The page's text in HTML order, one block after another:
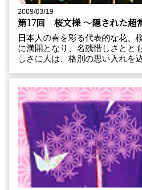
2009/03/19
第17回 桜文様 〜隠された超
日本人の春を彩る代表的な花、
に満開となり、名残惜しさとと
しさに人は、格別の思い入れを